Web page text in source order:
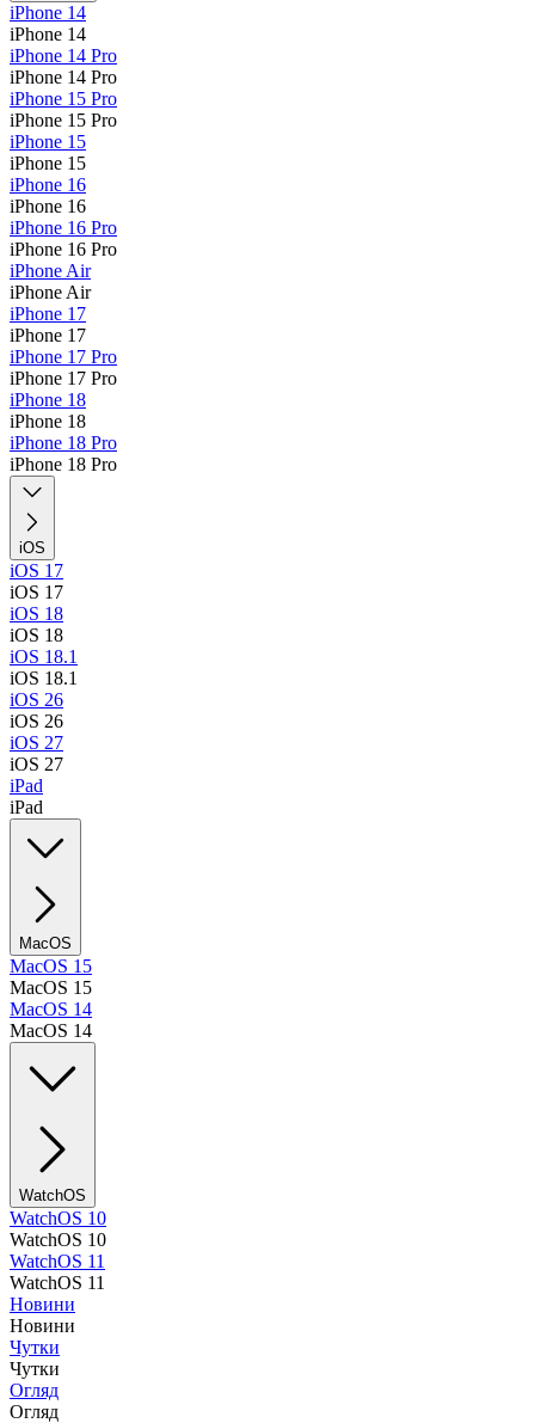
iPhone 14
iPhone 14
iPhone 14 Pro
iPhone 14 Pro
iPhone 15 Pro
iPhone 15 Pro
iPhone 15
iPhone 15
iPhone 16
iPhone 16
iPhone 16 Pro
iPhone 16 Pro
iPhone Air
iPhone Air
iPhone 17
iPhone 17
iPhone 17 Pro
iPhone 17 Pro
iPhone 18
iPhone 18
iPhone 18 Pro
iPhone 18 Pro
iOS
iOS 17
iOS 17
iOS 18
iOS 18
iOS 18.1
iOS 18.1
iOS 26
iOS 26
iOS 27
iOS 27
iPad
iPad
MacOS
MacOS 15
MacOS 15
MacOS 14
MacOS 14
WatchOS
WatchOS 10
WatchOS 10
WatchOS 11
WatchOS 11
Новини
Новини
Чутки
Чутки
Огляд
Огляд